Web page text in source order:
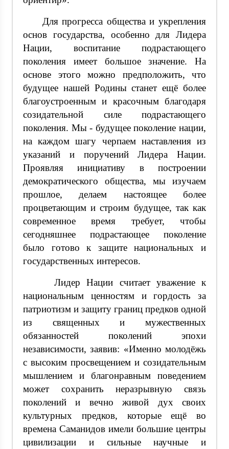
Для прогресса общества и укрепления
основ государства, особенно для Лидера
Нации, воспитание подрастающего
поколения имеет большое значение. На
основе этого можно предположить, что
будущее нашей Родины станет ещё более
благоустроенным и красочным благодаря
созидательной силе подрастающего
поколения. Мы - будущее поколение нации,
на каждом шагу черпаем наставления из
указаний и поручений Лидера Нации.
Проявляя инициативу в построении
демократического общества, мы изучаем
прошлое, делаем настоящее более
процветающим и строим будущее, так как
современное время требует, чтобы
сегодняшнее подрастающее поколение
было готово к защите национальных и
государственных интересов.
Лидер Нации считает уважение к
национальным ценностям и гордость за
патриотизм и защиту границ предков одной
из священных и мужественных
обязанностей поколений эпохи
независимости, заявив: «Именно молодёжь
с высоким просвещением и созидательным
мышлением и благонравным поведением
может сохранить неразрывную связь
поколений и вечно живой дух своих
культурных предков, которые ещё во
времена Саманидов имели большие центры
цивилизации и сильные научные и